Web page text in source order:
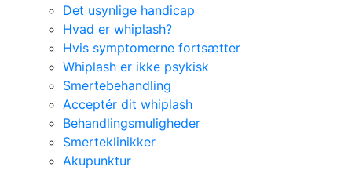
Det usynlige handicap
Hvad er whiplash?
Hvis symptomerne fortsætter
Whiplash er ikke psykisk
Smertebehandling
Acceptér dit whiplash
Behandlingsmuligheder
Smerteklinikker
Akupunktur